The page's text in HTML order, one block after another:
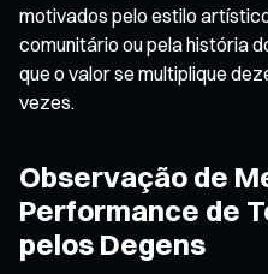
motivados pelo estilo
comunitário ou pela história
que o valor se multiplique
vezes.
Observação de
Performance de
pelos Degens